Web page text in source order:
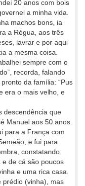
20 anos com bois
a minha vida.
machos bons, ia
a Régua, aos três
lavrar e por aqui
a mesma coisa.
sempre com o
recorda, falando
da família: “Pus
era o mais velho, e
descendência que
Manuel aos 50 anos.
para a França com
e fui para
constatando:
e de cá são poucos
e uma rica casa.
prédio (vinha), mas